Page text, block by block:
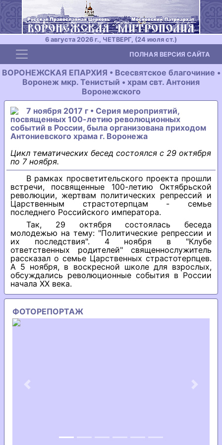
6 августа 2026 г., ЧЕТВЕРГ, (24 июля ст.)
Toggle navigation ПОЛНАЯ ВЕРСИЯ САЙТА
ВОРОНЕЖСКАЯ ЕПАРХИЯ • Всесвятское благочиние •
Воронеж мкр. Тенистый • храм свт. Антония
Воронежского
7 ноября 2017 г • Серия мероприятий,
посвященных 100-летию революционных
событий в России, была организована приходом
Антониевского храма г. Воронежа
Цикл тематических бесед состоялся с 29 октября
по 7 ноября.
В рамках просветительского проекта прошли
встречи, посвященные 100-летию Октябрьской
революции, жертвам политических репрессий и
Царственным страстотерпцам - семье
последнего Российского императора.
Так, 29 октября состоялась беседа
молодежью на тему: "Политические репрессии и
их последствия". 4 ноября в "Клубе
ответственных родителей" священнослужитель
рассказал о семье Царственных страстотерпцев.
А 5 ноября, в воскресной школе для взрослых,
обсуждались революционные события в России
начала ХХ века.
ФОТОРЕПОРТАЖ
Previous Next